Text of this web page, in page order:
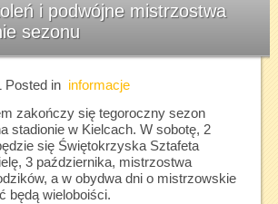
i podwójne mistrzostwa
sezonu
Posted in informacje
zakończy się tegoroczny sezon
stadionie w Kielcach. W sobotę, 2
się Świętokrzyska Sztafeta
3 października, mistrzostwa
a w obydwa dni o mistrzowskie
będą wieloboiści.